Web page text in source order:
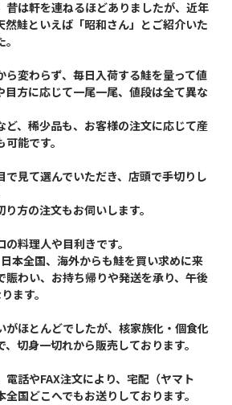
昔は軒を連ねるほどありましたが、近年
然鮭といえば「昭和さん」とご紹介いた
ら変わらず、毎日入荷する鮭を量って値
目方に応じて一尾一尾、値段は全て異な
ど、稀少品も、お客様の注文に応じて産
能です。
で見て選んでいただき、店頭で手切りし
方の注文もお伺いします。
料理人や目利きです。
本全国、海外からも鮭を買い求めに来
賑わい、お持ち帰りや発送を承り、午後
ます。
がほとんどでしたが、核家族化・個食化
切身一切れから販売しております。
電話やFAX注文により、宅配（ヤマト
国どこへでもお送りしております。